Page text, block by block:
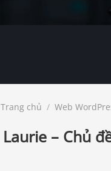
Trang chủ / Web
Laurie – Chủ